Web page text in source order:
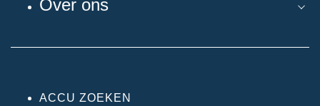
Over ons
ACCU ZOEKEN